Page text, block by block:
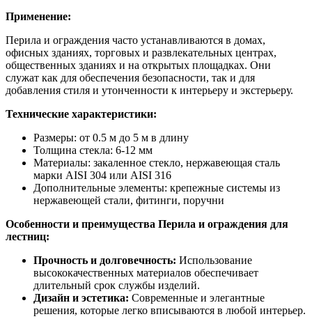
Применение:
Перила и ограждения часто устанавливаются в домах,
офисных зданиях, торговых и развлекательных центрах,
общественных зданиях и на открытых площадках. Они
служат как для обеспечения безопасности, так и для
добавления стиля и утонченности к интерьеру и экстерьеру.
Технические характеристики:
Размеры: от 0.5 м до 5 м в длину
Толщина стекла: 6-12 мм
Материалы: закаленное стекло, нержавеющая сталь
марки AISI 304 или AISI 316
Дополнительные элементы: крепежные системы из
нержавеющей стали, фитинги, поручни
Особенности и преимущества Перила и ограждения для
лестниц:
Прочность и долговечность: Использование
высококачественных материалов обеспечивает
длительный срок службы изделий.
Дизайн и эстетика: Современные и элегантные
решения, которые легко вписываются в любой интерьер.